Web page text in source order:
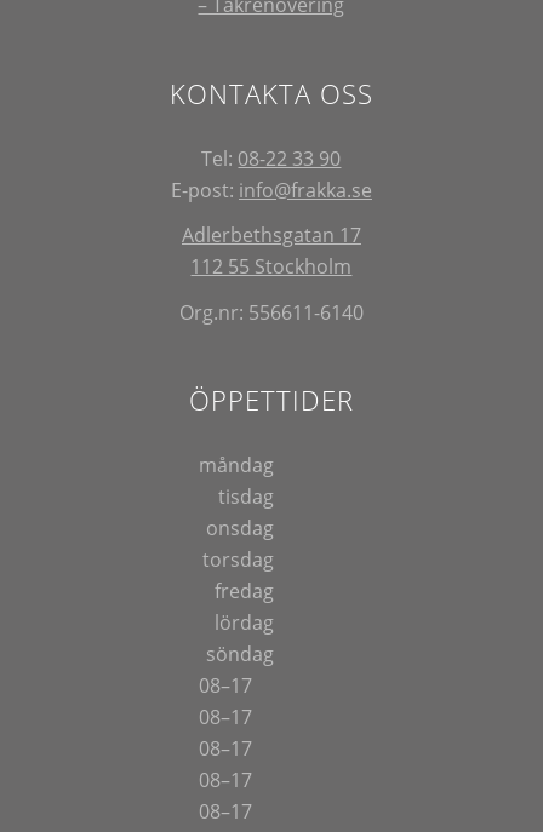
KONTAKTA OSS
Tel: 08-22 33 90
E-post: info@frakka.se
Adlerbethsgatan 17
112 55 Stockholm
Org.nr: 556611-6140
ÖPPETTIDER
måndag
tisdag
onsdag
torsdag
fredag
lördag
söndag
08–17
08–17
08–17
08–17
08–17